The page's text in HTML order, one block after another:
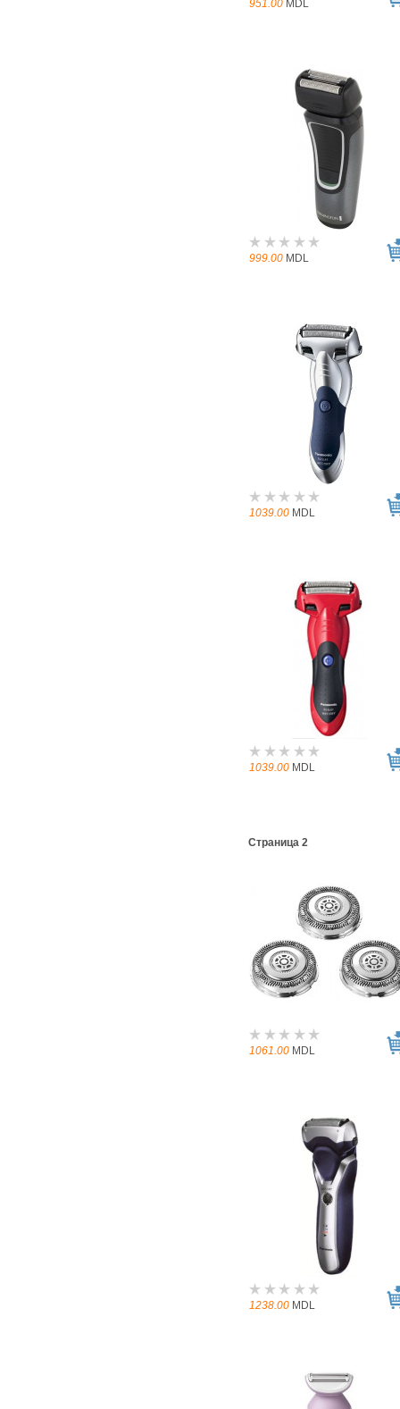
951.00 MDL
999.00 MDL
1039.00 MDL
1039.00 MDL
Страница 2
1061.00 MDL
1238.00 MDL